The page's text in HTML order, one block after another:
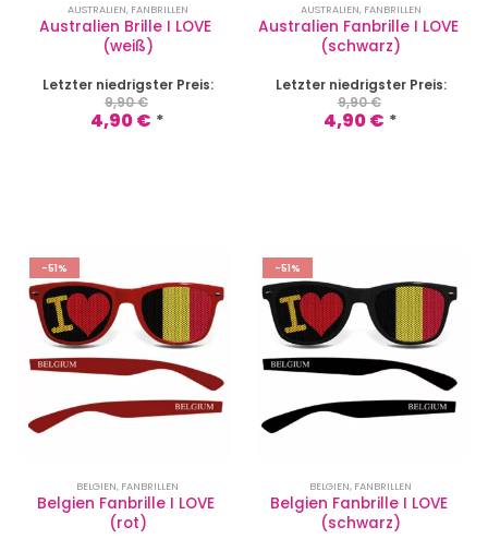
AUSTRALIEN, FANBRILLEN
Australien Brille I LOVE
(weiß)
Letzter niedrigster Preis:
9,90€
4,90€ *
AUSTRALIEN, FANBRILLEN
Australien Fanbrille I LOVE
(schwarz)
Letzter niedrigster Preis:
9,90€
4,90€ *
-51%
BELGIEN, FANBRILLEN
Belgien Fanbrille I LOVE
(rot)
-51%
BELGIEN, FANBRILLEN
Belgien Fanbrille I LOVE
(schwarz)